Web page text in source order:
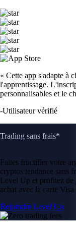
« Cette app s'adapte à
l'apprentissage.
personnalisables et le
-Utilisateur vérifié
Trading sans frais*
Faites fructifier votre
cryptos tendance sans
Level Up et profitez de
achat avec la carte
Rejoindre Level Up